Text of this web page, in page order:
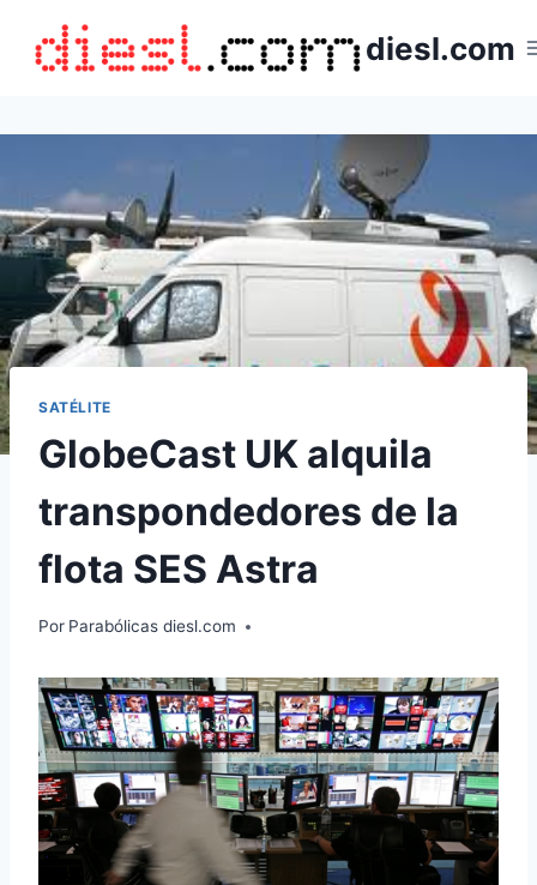
contenido
diesl.com
SATÉLITE
GlobeCast UK alquila
transpondedores de la
flota SES Astra
Por Parabólicas diesl.com